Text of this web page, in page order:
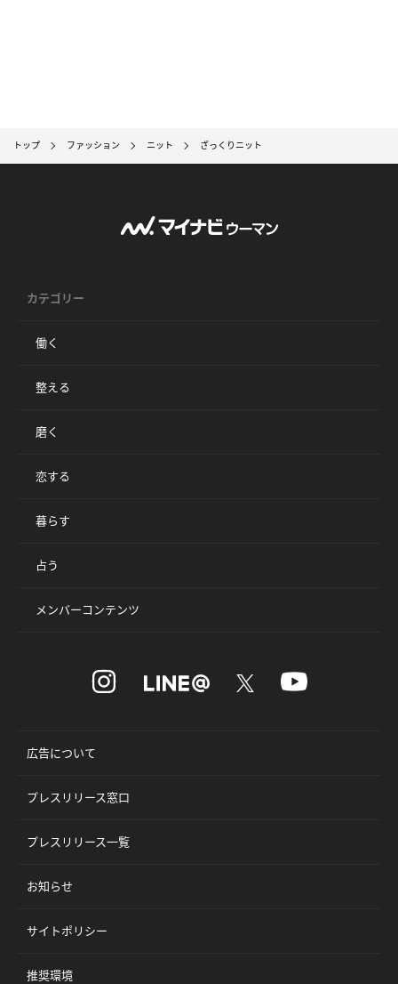
トップ ファッション ニット ざっくりニット
カテゴリー
働く
整える
磨く
恋する
暮らす
占う
メンバーコンテンツ
広告について
プレスリリース窓口
プレスリリース一覧
お知らせ
サイトポリシー
推奨環境